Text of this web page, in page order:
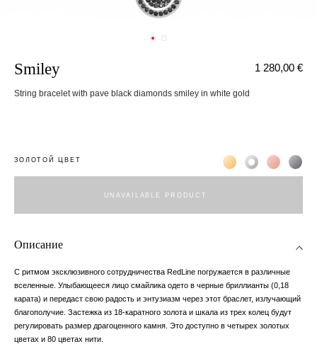
Smiley
String bracelet with pave black diamonds smiley in white gold
1 280,00 €
ЗОЛОТОЙ ЦВЕТ Жёлтое золото 18К
Белое золото
Розовое
UNAVAILABLE PRODUCT
Описание
С ритмом эксклюзивного сотрудничества RedLine погружается в различные
вселенные. Улыбающееся лицо смайлика одето в черные бриллианты (0,18
карата) и передаст свою радость и энтузиазм через этот браслет, излучающий
благополучие. Застежка из 18-каратного золота и шкала из трех колец будут
регулировать размер драгоценного камня. Это доступно в четырех золотых
цветах и ​​80 цветах нити.